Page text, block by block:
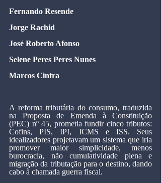
Fernando Resende
Jorge Rachid
José Roberto Afonso
Selene Peres Peres Nunes
Marcos Cintra
A reforma tributária do consumo, traduzida
na Proposta de Emenda à Constituição
(PEC) nº 45, prometia fundir cinco tributos:
Cofins, PIS, IPI, ICMS e ISS. Seus
idealizadores projetavam um sistema que iria
promover maior simplicidade, menos
burocracia, não cumulatividade plena e
migração da tributação para o destino, dando
cabo à chamada guerra fiscal.